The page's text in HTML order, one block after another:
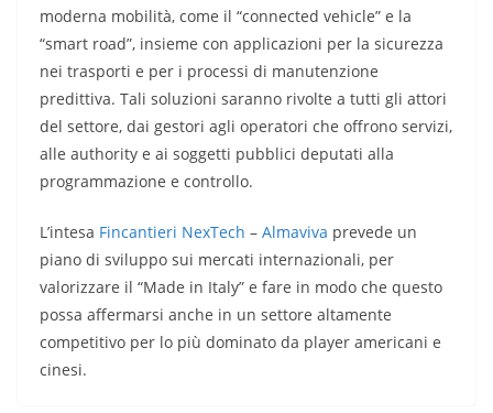
moderna mobilità, come il “connected vehicle” e la
“smart road”, insieme con applicazioni per la sicurezza
nei trasporti e per i processi di manutenzione
predittiva. Tali soluzioni saranno rivolte a tutti gli attori
del settore, dai gestori agli operatori che offrono servizi,
alle authority e ai soggetti pubblici deputati alla
programmazione e controllo.
L’intesa Fincantieri NexTech – Almaviva prevede un
piano di sviluppo sui mercati internazionali, per
valorizzare il “Made in Italy” e fare in modo che questo
possa affermarsi anche in un settore altamente
competitivo per lo più dominato da player americani e
cinesi.